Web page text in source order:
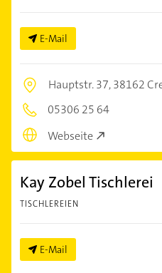
E-Mail
Hauptstr. 37,38162
05306 25 64
Webseite
Kay Zobel Tischlerei
TISCHLEREIEN
E-Mail